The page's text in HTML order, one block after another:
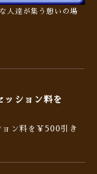
人達が集う憩いの場
ッション料を
ン料を￥500引き